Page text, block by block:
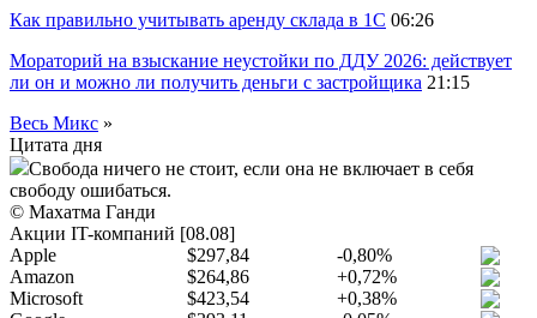
Как правильно учитывать аренду склада в 1С 06:26
Мораторий на взыскание неустойки по ДДУ 2026: действует
ли он и можно ли получить деньги с застройщика 21:15
Весь Микс »
Цитата дня
Свобода ничего не стоит, если она не включает в себя
свободу ошибаться.
© Махатма Ганди
Акции IT-компаний [08.08]
Apple
$297,84
-0,80%
Amazon
$264,86
+0,72%
Microsoft
$423,54
+0,38%